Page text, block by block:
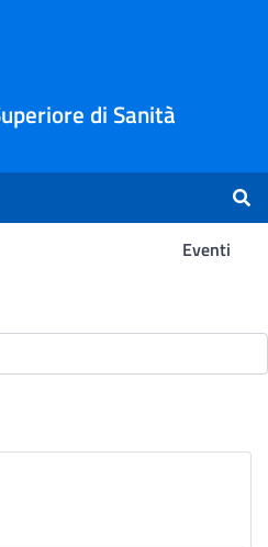
di Sanità
Eventi
Ricerca -